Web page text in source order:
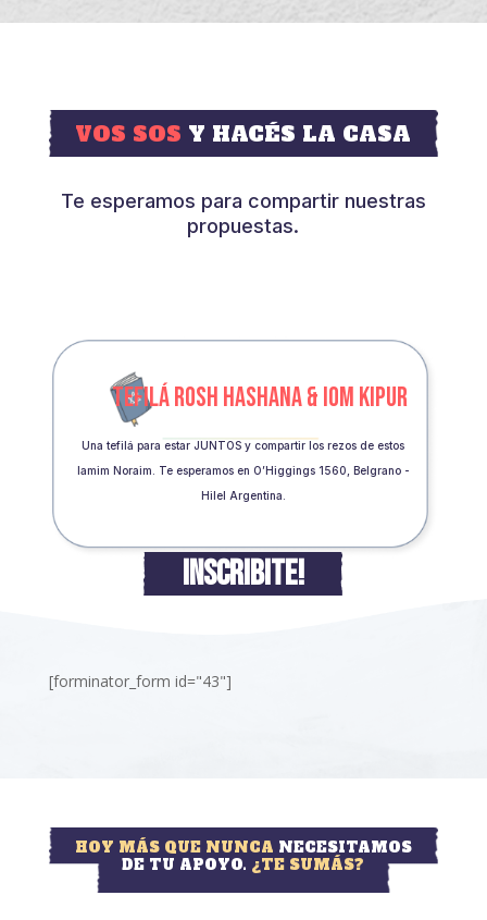
VOS SOS Y HACÉS LA CASA
Te esperamos para compartir nuestras
propuestas.
TEFILÁ ROSH HASHANA & IOM KIPUR
Una tefilá para estar JUNTOS y compartir los rezos de estos
Iamim Noraim. Te esperamos en O’Higgings 1560, Belgrano -
Hilel Argentina.
INSCRIBITE!
[forminator_form id="43"]
HOY MÁS QUE NUNCA NECESITAMOS
DE TU APOYO. ¿TE SUMÁS?